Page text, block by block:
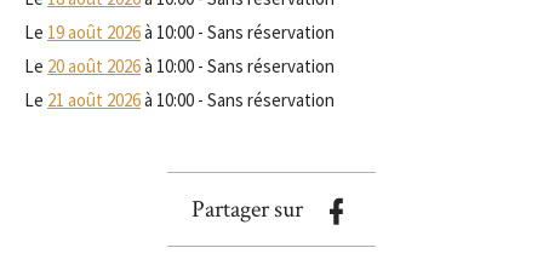
Le 19 août 2026à 10:00 - Sans réservation
Le 20 août 2026à 10:00 - Sans réservation
Le 21 août 2026à 10:00 - Sans réservation
Partager sur